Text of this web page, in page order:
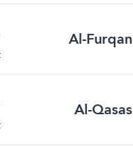
Al-Furqan
Al-Qasas